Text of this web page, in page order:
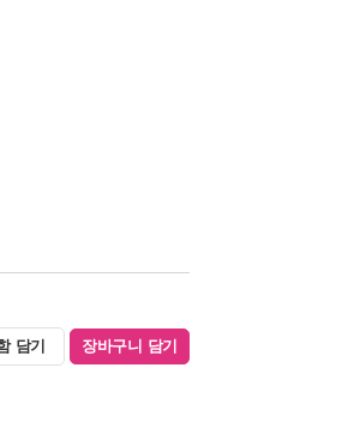
담기 장바구니 담기